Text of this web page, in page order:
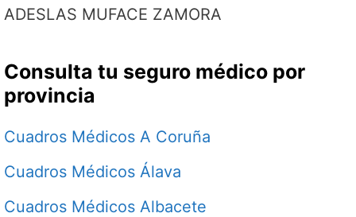
ADESLAS MUFACE ZAMORA
Consulta tu seguro médico por
provincia
Cuadros Médicos A Coruña
Cuadros Médicos Álava
Cuadros Médicos Albacete